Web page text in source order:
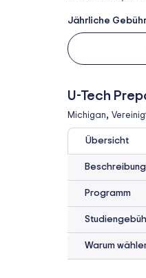
Jährliche
U-Tech
Michigan,
Übersicht
Beschreibung
Programm
Warum